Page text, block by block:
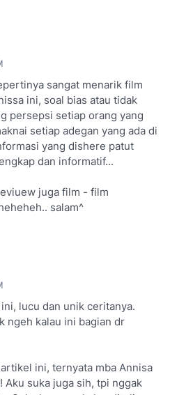
sangat menarik film
ini, soal bias atau tidak
persepsi setiap orang yang
setiap adegan yang ada di
yang dishere patut
dan informatif...
juga film - film
salam^
lucu dan unik ceritanya.
ngeh kalau ini bagian dr
ini, ternyata mba Annisa
Aku suka juga sih, tpi nggak